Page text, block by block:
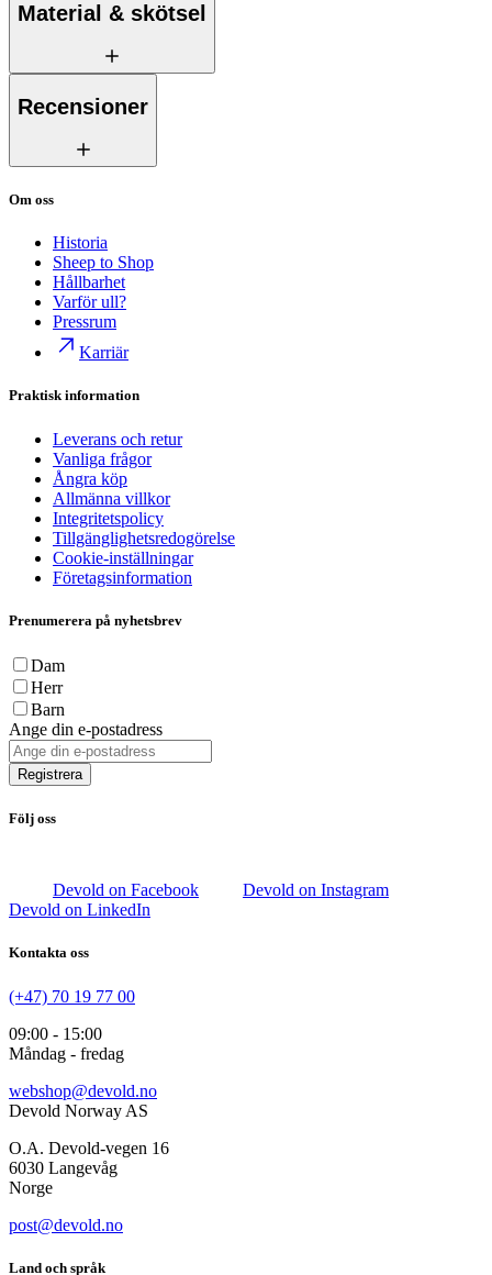
Material & skötsel
Recensioner
Om oss
Historia
Sheep to Shop
Hållbarhet
Varför ull?
Pressrum
Karriär
Praktisk information
Leverans och retur
Vanliga frågor
Ångra köp
Allmänna villkor
Integritetspolicy
Tillgänglighetsredogörelse
Cookie-inställningar
Företagsinformation
Prenumerera på nyhetsbrev
Dam
Herr
Barn
Ange din e-postadress
Registrera
Följ oss
Devold on Facebook
Devold on Instagram
Devold on LinkedIn
Kontakta oss
(+47) 70 19 77 00
09:00 - 15:00
Måndag - fredag
webshop@devold.no
Devold Norway AS
O.A. Devold-vegen 16
6030 Langevåg
Norge
post@devold.no
Land och språk